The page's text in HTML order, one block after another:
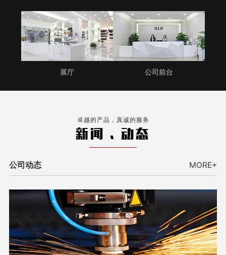
展厅 公司前台
卓越的产品，真诚的服务
新闻 . 动态
公司动态 MORE+